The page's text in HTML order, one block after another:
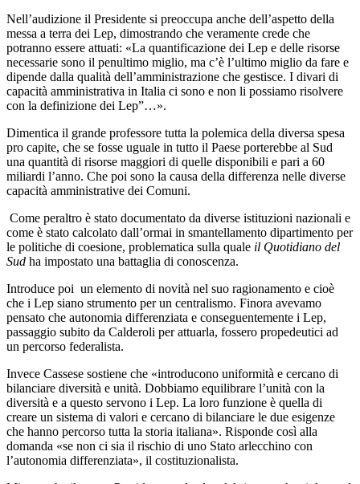
Nell’audizione il Presidente si preoccupa anche dell’aspetto della
messa a terra dei Lep, dimostrando che veramente crede che
potranno essere attuati: «La quantificazione dei Lep e delle risorse
necessarie sono il penultimo miglio, ma c’è l’ultimo miglio da fare e
dipende dalla qualità dell’amministrazione che gestisce. I divari di
capacità amministrativa in Italia ci sono e non li possiamo risolvere
con la definizione dei Lep”…».
Dimentica il grande professore tutta la polemica della diversa spesa
pro capite, che se fosse uguale in tutto il Paese porterebbe al Sud
una quantità di risorse maggiori di quelle disponibili e pari a 60
miliardi l’anno. Che poi sono la causa della differenza nelle diverse
capacità amministrative dei Comuni.
Come peraltro è stato documentato da diverse istituzioni nazionali e
come è stato calcolato dall’ormai in smantellamento dipartimento per
le politiche di coesione, problematica sulla quale il Quotidiano del
Sud ha impostato una battaglia di conoscenza.
Introduce poi un elemento di novità nel suo ragionamento e cioè
che i Lep siano strumento per un centralismo. Finora avevamo
pensato che autonomia differenziata e conseguentemente i Lep,
passaggio subito da Calderoli per attuarla, fossero propedeutici ad
un percorso federalista.
Invece Cassese sostiene che «introducono uniformità e cercano di
bilanciare diversità e unità. Dobbiamo equilibrare l’unità con la
diversità e a questo servono i Lep. La loro funzione è quella di
creare un sistema di valori e cercano di bilanciare le due esigenze
che hanno percorso tutta la storia italiana». Risponde così alla
domanda «se non ci sia il rischio di uno Stato arlecchino con
l’autonomia differenziata», il costituzionalista.